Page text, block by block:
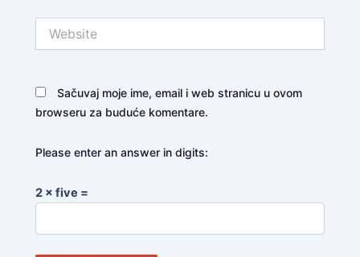
Sačuvaj moje ime, email i web stranicu u ovom
browseru za buduće komentare.
Please enter an answer in digits:
2 × five =